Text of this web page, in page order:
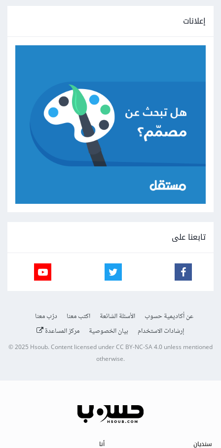
إعلانات
تابعنا على
عن أكاديمية حسوب الأسئلة الشائعة اكتب معنا
درّب معنا
إرشادات الاستخدام
بيان الخصوصية مركز المساعدة
© 2025Hsoub.Content licensed underCC BY-NC-SA 4.0unless mentioned
otherwise.